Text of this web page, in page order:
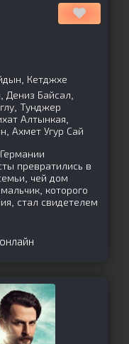
Кетджхе
Дениз Байсал,
Тунджер
Алтынкая,
Ахмет Угур Сай
превратились в
чей дом
которого
стал свидетелем